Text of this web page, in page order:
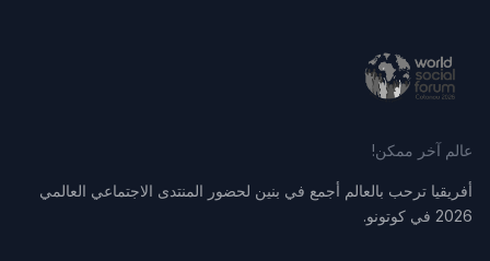
عالم آخر ممكن!
أفريقيا ترحب بالعالم أجمع في بنين لحضور المنتدى الاجتماعي العالمي
2026 في كوتونو.